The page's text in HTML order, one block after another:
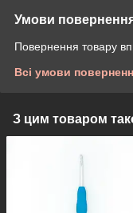
Умови
Повернення товару
Всі умови
З цим товаром